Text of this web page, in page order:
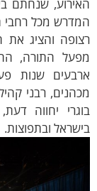
שנחתם
מכל רחבי
והציג את
התורה,
שנות
רבני
יחווה דעת,
ובתפוצות.